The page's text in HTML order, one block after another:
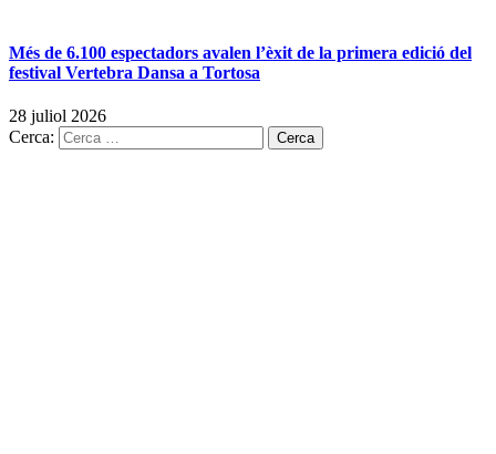
Més de 6.100 espectadors avalen l’èxit de la primera edició del
festival Vertebra Dansa a Tortosa
28 juliol 2026
Cerca: